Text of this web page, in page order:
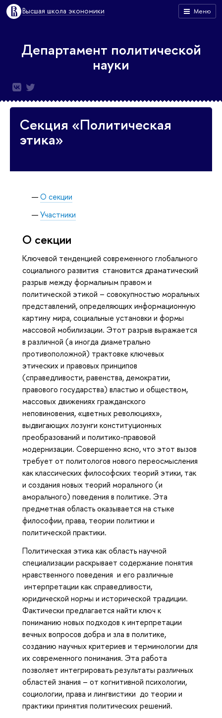
Меню
Высшая школа экономики
Департамент политической
науки
Секция «Политическая
этика»
О секции
Участники
О секции
Ключевой тенденцией современного глобального
социального развития становится драматический
разрыв между формальным правом и
политической этикой – совокупностью моральных
представлений, определяющих информационную
картину мира, социальные установки и формы
массовой мобилизации. Этот разрыв выражается
в различной (а иногда диаметрально
противоположной) трактовке ключевых
этических и правовых принципов
(справедливости, равенства, демократии,
правового государства) властью и обществом,
массовых движениях гражданского
неповиновения, «цветных революциях»,
выдвигающих лозунги конституционных
преобразований и политико-правовой
модернизации. Совершенно ясно, что этот вызов
требует от политологов нового переосмысления
как классических философских теорий этики, так
и создания новых теорий морального (и
аморального) поведения в политике. Эта
предметная область оказывается на стыке
философии, права, теории политики и
политической практики.
Политическая этика как область научной
специализации раскрывает содержание понятия
нравственного поведения и его различные
интерпретации как справедливости,
юридической нормы и исторической традиции.
Фактически предлагается найти ключ к
пониманию новых подходов к интерпретации
вечных вопросов добра и зла в политике,
созданию научных критериев и терминологии для
их современного понимания. Эта работа
позволяет интегрировать результаты различных
областей знания – от когнитивной психологии,
социологии, права и лингвистики до теории и
практики принятия политических решений.